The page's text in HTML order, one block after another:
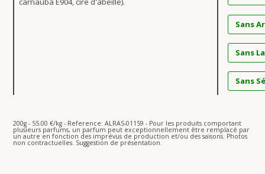
Sans
Sans
Sans
200g - 55.00 €/kg - Reference: ALRAS-01159 - Pour les produits comportant
plusieurs parfums, un parfum peut exceptionnellement être remplacé par
un autre en fonction des imprévus de production et/ou des saisons. Photos
non contractuelles. Suggestion de présentation.